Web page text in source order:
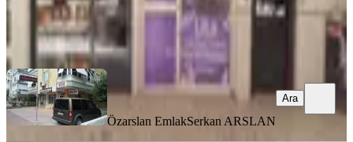
Özarslan EmlakSerkan ARSLAN
Özarslan EmlakSerkan ARSLAN
Ara